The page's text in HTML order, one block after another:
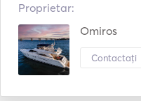
Proprietar:
Omiros
Contactați